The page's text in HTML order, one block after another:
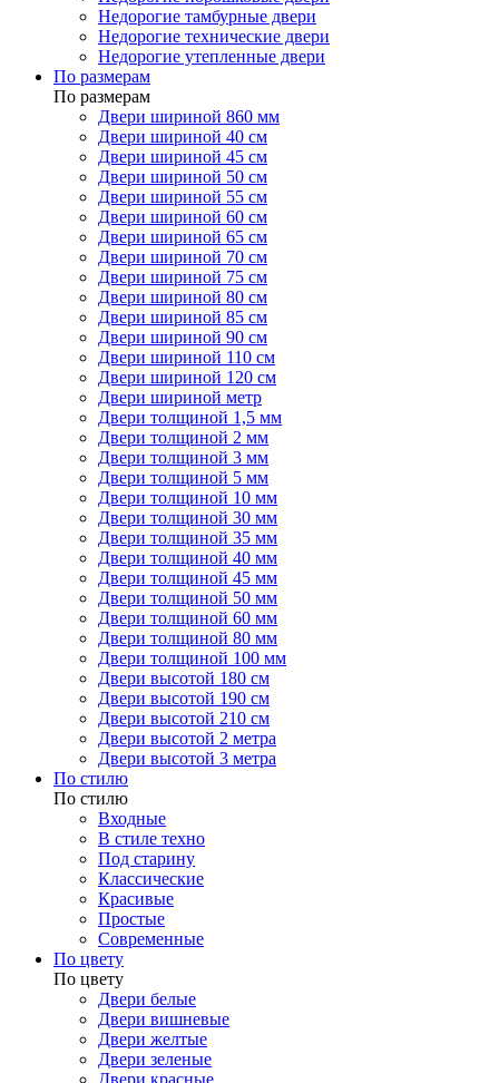
Недорогие тамбурные двери
Недорогие технические двери
Недорогие утепленные двери
По размерам
По размерам
Двери шириной 860 мм
Двери шириной 40 см
Двери шириной 45 см
Двери шириной 50 см
Двери шириной 55 см
Двери шириной 60 см
Двери шириной 65 см
Двери шириной 70 см
Двери шириной 75 см
Двери шириной 80 см
Двери шириной 85 см
Двери шириной 90 см
Двери шириной 110 см
Двери шириной 120 см
Двери шириной метр
Двери толщиной 1,5 мм
Двери толщиной 2 мм
Двери толщиной 3 мм
Двери толщиной 5 мм
Двери толщиной 10 мм
Двери толщиной 30 мм
Двери толщиной 35 мм
Двери толщиной 40 мм
Двери толщиной 45 мм
Двери толщиной 50 мм
Двери толщиной 60 мм
Двери толщиной 80 мм
Двери толщиной 100 мм
Двери высотой 180 см
Двери высотой 190 см
Двери высотой 210 см
Двери высотой 2 метра
Двери высотой 3 метра
По стилю
По стилю
Входные
В стиле техно
Под старину
Классические
Красивые
Простые
Современные
По цвету
По цвету
Двери белые
Двери вишневые
Двери желтые
Двери зеленые